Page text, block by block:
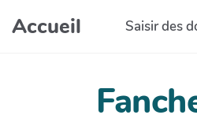
Aller au contenu principal
Accueil Saisir des